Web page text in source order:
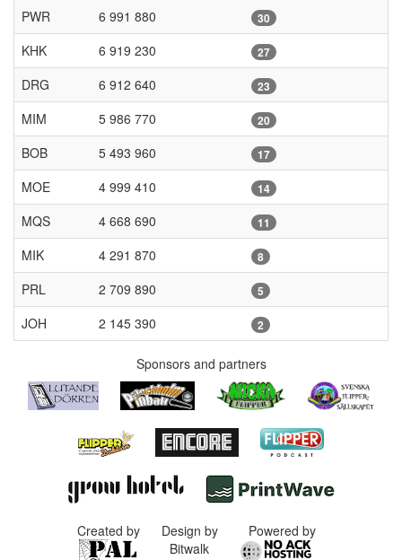
PWR 6 991 880 30
KHK 6 919 230 27
DRG 6 912 640 23
MIM 5 986 770 20
BOB 5 493 960 17
MOE 4 999 410 14
MQS 4 668 690 11
MIK 4 291 870 8
PRL 2 709 890 5
JOH 2 145 390 2
Sponsors and partners
Created by
Design by
Bitwalk
Powered by